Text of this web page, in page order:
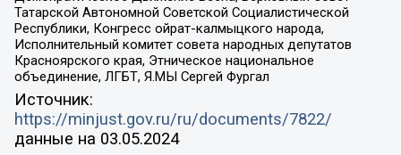
Татарской Автономной Советской Социалистической
Республики, Конгресс ойрат-калмыцкого народа,
Исполнительный комитет совета народных депутатов
Красноярского края, Этническое национальное
объединение, ЛГБТ, Я.МЫ Сергей Фургал
Источник:
https://minjust.gov.ru/ru/documents/7822/
данные на 03.05.2024